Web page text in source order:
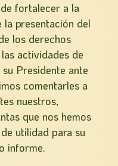
fortalecer a la
la presentación del
los derechos
actividades de
Presidente ante
comentarles a
nuestros,
que nos hemos
utilidad para su
informe.